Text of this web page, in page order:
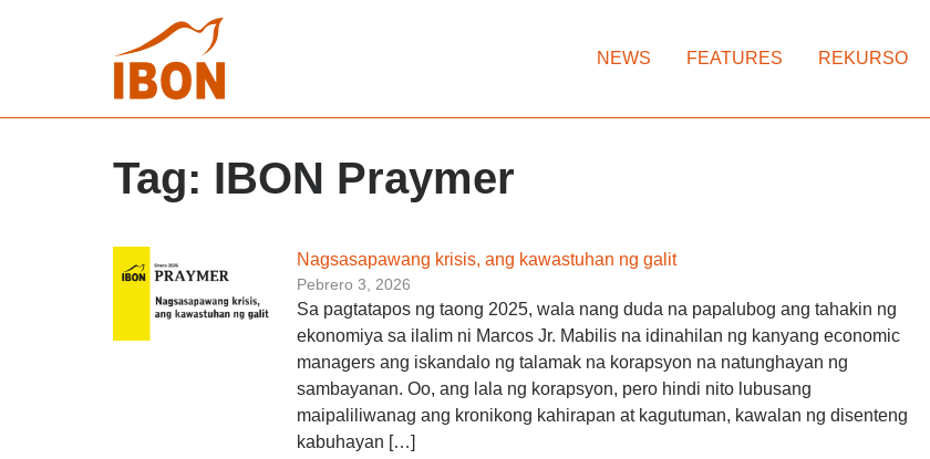
NEWS FEATURES REKURSO
Tag: IBON Praymer
Nagsasapawang krisis, ang kawastuhan ng galit
Pebrero 3, 2026
Sa pagtatapos ng taong 2025, wala nang duda na papalubog ang tahakin ng
ekonomiya sa ilalim ni Marcos Jr. Mabilis na idinahilan ng kanyang economic
managers ang iskandalo ng talamak na korapsyon na natunghayan ng
sambayanan. Oo, ang lala ng korapsyon, pero hindi nito lubusang
maipaliliwanag ang kronikong kahirapan at kagutuman, kawalan ng disenteng
kabuhayan […]